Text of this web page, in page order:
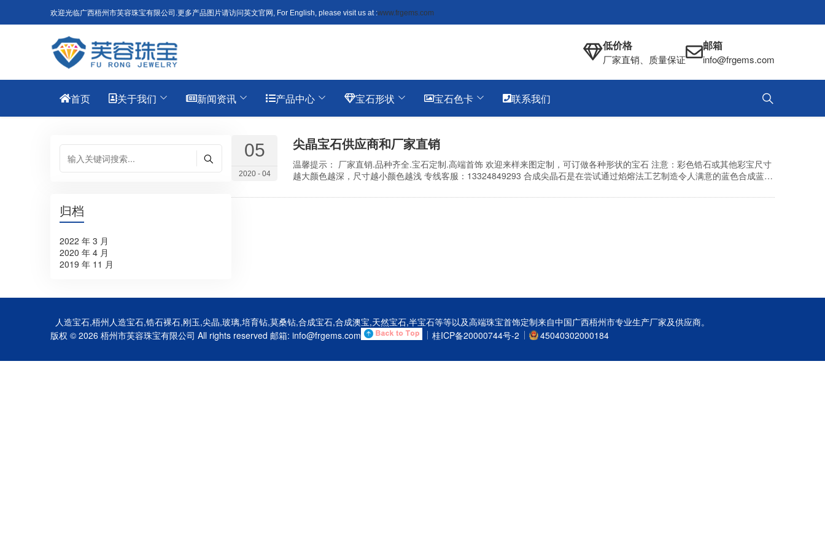
欢迎光临广西梧州市芙容珠宝有限公司.更多产品图片请访问英文官网, For English, please visit us at :www.frgems.com
低价格
厂家直销、质量保证
邮箱
info@frgems.com
首页 关于我们 新闻资讯 产品中心 宝石形状 宝石色卡 联系我们
归档
2022 年 3 月
2020 年 4 月
2019 年 11 月
05
2020 - 04
尖晶宝石供应商和厂家直销
温馨提示： 厂家直销.品种齐全.宝石定制.高端首饰 欢迎来样来图定制，可订做各种形状的宝石 注意：彩色锆石或其他彩宝尺寸
越大颜色越深，尺寸越小颜色越浅 专线客服：13324849293 合成尖晶石是在尝试通过焰熔法工艺制造令人满意的蓝色合成蓝宝
副本。真正的海蓝宝石非常昂贵，但最高品质的合...
人造宝石,梧州人造宝石,锆石裸石,刚玉,尖晶,玻璃,培育钻,莫桑钻,合成宝石,合成澳宝,天然宝石,半宝石等等以及高端珠宝首饰定制来自中国广西梧州市专业生产厂家及供应商。
版权 © 2026 梧州市芙容珠宝有限公司 All rights reserved 邮箱: info@frgems.com 桂ICP备20000744号-2 45040302000184